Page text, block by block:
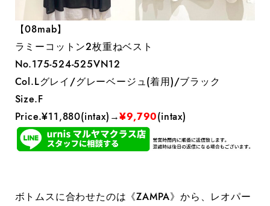
【08mab】
ラミーコットン2枚重ねベスト
No.175-524-525VN12
Col.Lグレイ/グレーベージュ(着用)/ブラック
Size.F
Price.¥11,880(intax)→¥9,790(intax)
ボトムスに合わせたのは《ZAMPA》から、レオパー